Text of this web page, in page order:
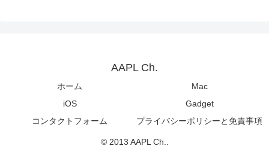
AAPL Ch.
ホーム
Mac
iOS
Gadget
コンタクトフォーム
プライバシーポリシーと免責事項
© 2013 AAPL Ch..